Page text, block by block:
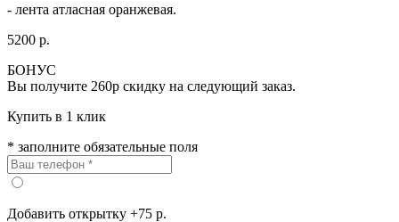
- лента атласная оранжевая.
5200 р.
БОНУС
Вы получите 260р скидку на следующий заказ.
Купить в 1 клик
* заполните обязательные поля
Добавить открытку +75 р.